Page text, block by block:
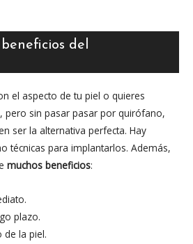
del
el aspecto de tu piel o quieres
pero sin pasar pasar por quirófano,
ser la alternativa perfecta. Hay
técnicas para implantarlos. Además,
muchos beneficios:
plazo.
de la piel.